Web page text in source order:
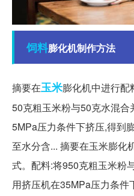
饲料膨化机制作方法
摘要在玉米膨化机中进行配
50克粗玉米粉与50克水混
5MPa压力条件下挤压,得到
至水分含... 摘要在玉米膨化
式。配料:将950克粗玉米粉
用挤压机在35MPa压力条